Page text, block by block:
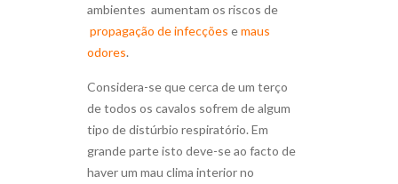
ambientes aumentam os riscos de
propagação de infecções emaus
odores.
Considera-se que cerca de um terço
de todos os cavalos sofrem de algum
tipo de distúrbio respiratório. Em
grande parte isto deve-se ao facto de
haver um mau clima interior no